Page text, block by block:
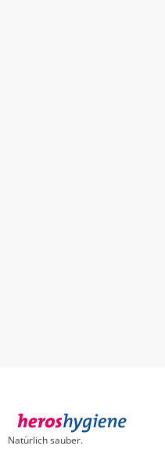
Natürlich sauber.